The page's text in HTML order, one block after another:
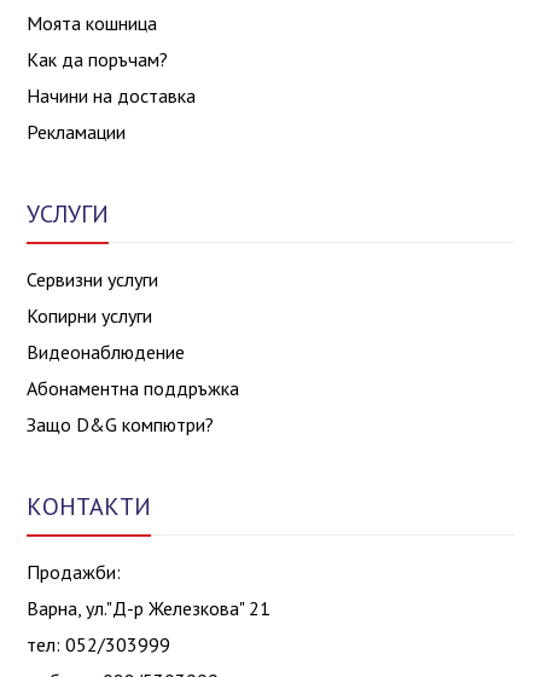
Моята кошница
Как да поръчам?
Начини на доставка
Рекламации
УСЛУГИ
Сервизни услуги
Копирни услуги
Видеонаблюдение
Абонаментна поддръжка
Защо D&G компютри?
КОНТАКТИ
Продажби:
Варна, ул."Д-р Железкова" 21
тел: 052/303999